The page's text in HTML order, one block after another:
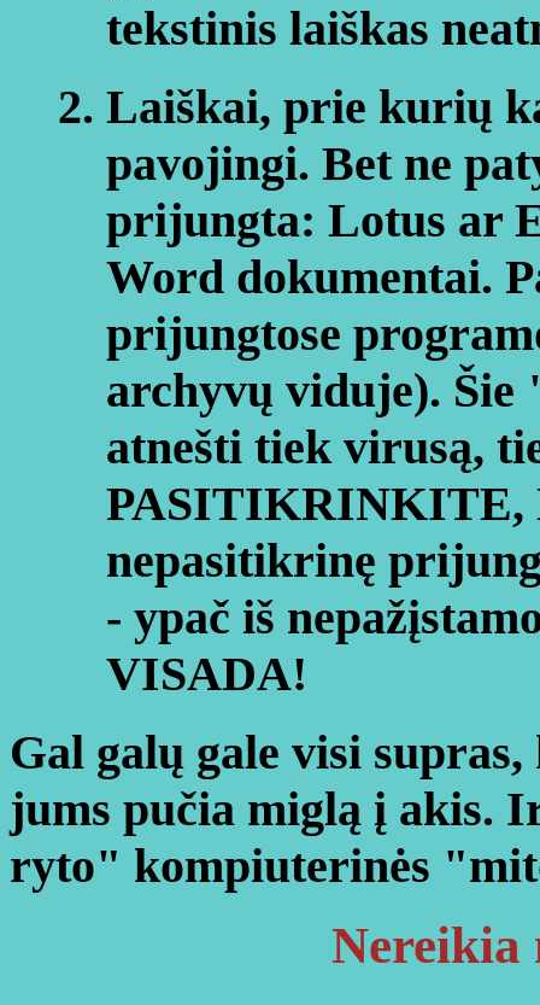
tekstinis laiškas
Laiškai, prie kurių
pavojingi. Bet ne
prijungta: Lotus ar
Word dokumentai.
prijungtose
archyvų viduje).
atnešti tiek virusą,
PASITIKRINKITE,
nepasitikrinę
- ypač iš
VISADA!
Gal galų gale visi
jums pučia miglą į akis.
ryto" kompiuterinės
Nereikia